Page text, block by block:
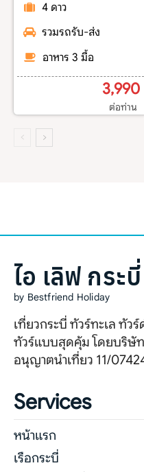
4 ดาว
รวมรถรับ-ส่ง
อาหาร 3 มื้อ
3,990
ต่อท่าน
ไอ เลิฟ กระบี่
by Bestfriend Holiday
เที่ยวกระบี่ ทัวร์ทะเล ทัว
ทัวร์แบบสุดคุ้ม โดยบริษั
อนุญาตนำเที่ยว 11/
Services
หน้าแรก
เรือกระบี่